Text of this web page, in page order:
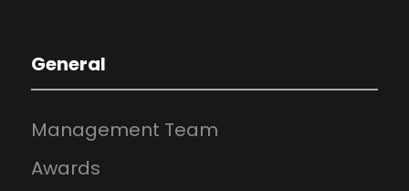
General
Management Team
Awards